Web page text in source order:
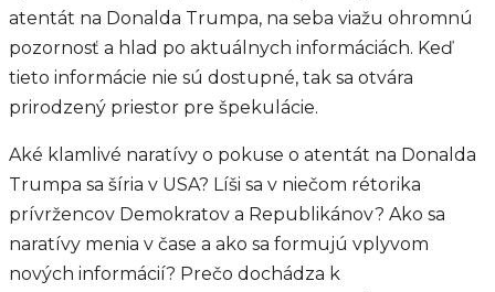
atentát na Donalda Trumpa, na seba viažu ohromnú
pozornosť a hlad po aktuálnych informáciách. Keď
tieto informácie nie sú dostupné, tak sa otvára
prirodzený priestor pre špekulácie.
Aké klamlivé naratívy o pokuse o atentát na Donalda
Trumpa sa šíria v USA? Líši sa v niečom rétorika
prívržencov Demokratov a Republikánov? Ako sa
naratívy menia v čase a ako sa formujú vplyvom
nových informácií? Prečo dochádza k